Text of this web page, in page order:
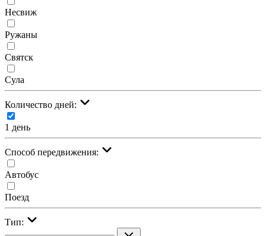
Несвиж
Ружаны
Святск
Сула
Количество дней:
1 день
Cпособ передвижения:
Автобус
Поезд
Тип: